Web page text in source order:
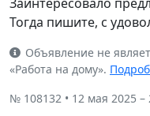
Тогда пишите, с
Объявление не
«Работа на дому».
№ 108132 • 12 мая 2025